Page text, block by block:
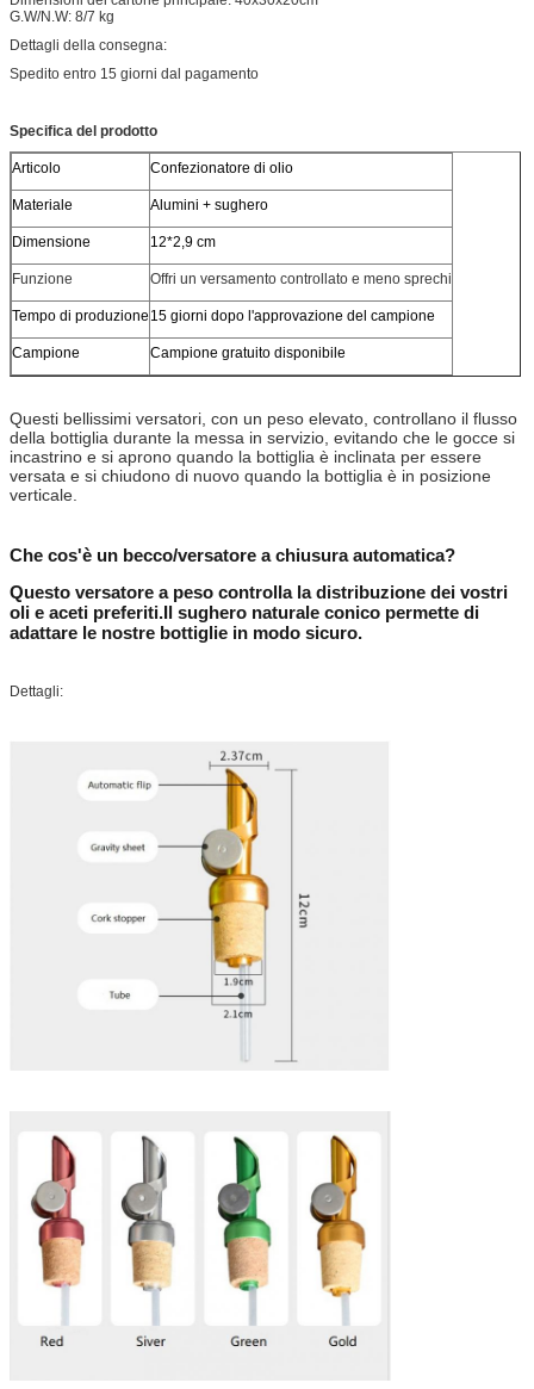
G.W/N.W: 8/7 kg
Dettagli della consegna:
Spedito entro 15 giorni dal pagamento
Specifica del prodotto
Articolo Confezionatore di olio
Materiale Alumini + sughero
Dimensione 12*2,9 cm
Funzione Offri un versamento controllato e meno sprechi
Tempo di produzione 15 giorni dopo l'approvazione del campione
Campione Campione gratuito disponibile
Questi bellissimi versatori, con un peso elevato, controllano il flusso
della bottiglia durante la messa in servizio, evitando che le gocce si
incastrino e si aprono quando la bottiglia è inclinata per essere
versata e si chiudono di nuovo quando la bottiglia è in posizione
verticale.
Che cos'è un becco/versatore a chiusura automatica?
Questo versatore a peso controlla la distribuzione dei vostri
oli e aceti preferiti.Il sughero naturale conico permette di
adattare le nostre bottiglie in modo sicuro.
Dettagli: